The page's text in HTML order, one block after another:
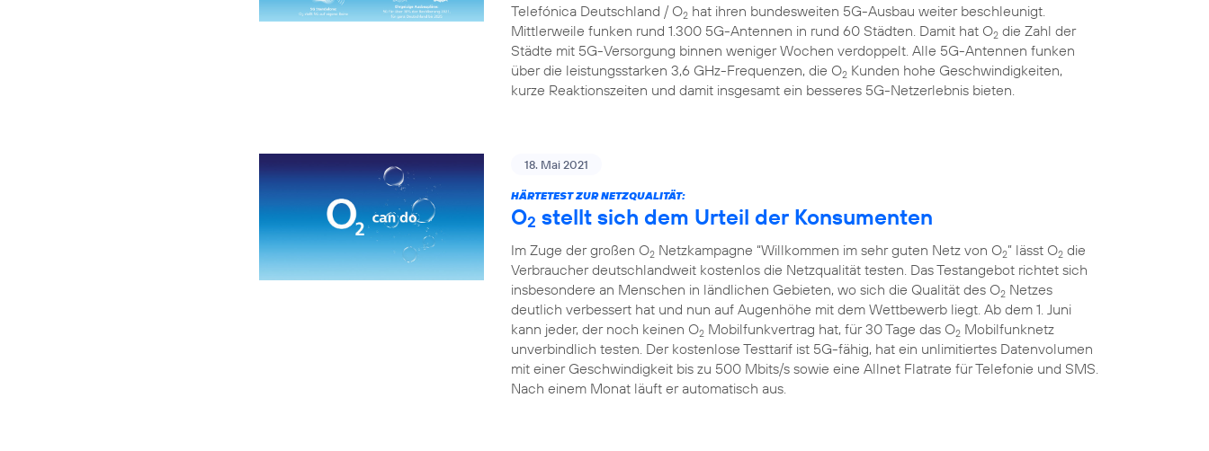
Telefónica Deutschland / O2 hat ihren bundesweiten 5G-Ausbau weiter beschleunigt.
Mittlerweile funken rund 1.300 5G-Antennen in rund 60 Städten. Damit hat O2 die Zahl der
Städte mit 5G-Versorgung binnen weniger Wochen verdoppelt. Alle 5G-Antennen funken
über die leistungsstarken 3,6 GHz-Frequenzen, die O2 Kunden hohe Geschwindigkeiten,
kurze Reaktionszeiten und damit insgesamt ein besseres 5G-Netzerlebnis bieten.
18. Mai 2021
HÄRTETEST ZUR NETZQUALITÄT:
O2 stellt sich dem Urteil der Konsumenten
Im Zuge der großen O2 Netzkampagne “Willkommen im sehr guten Netz von O2” lässt O2 die
Verbraucher deutschlandweit kostenlos die Netzqualität testen. Das Testangebot richtet sich
insbesondere an Menschen in ländlichen Gebieten, wo sich die Qualität des O2 Netzes
deutlich verbessert hat und nun auf Augenhöhe mit dem Wettbewerb liegt. Ab dem 1. Juni
kann jeder, der noch keinen O2 Mobilfunkvertrag hat, für 30 Tage das O2 Mobilfunknetz
unverbindlich testen. Der kostenlose Testtarif ist 5G-fähig, hat ein unlimitiertes Datenvolumen
mit einer Geschwindigkeit bis zu 500 Mbits/s sowie eine Allnet Flatrate für Telefonie und SMS.
Nach einem Monat läuft er automatisch aus.